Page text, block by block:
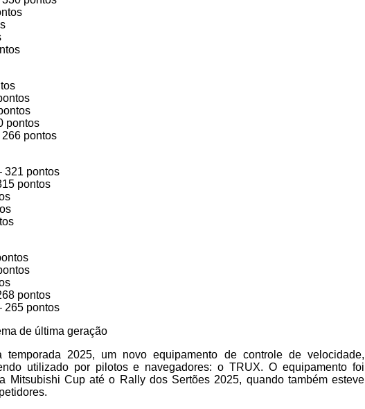
pontos
266 pontos
321 pontos
pontos
pontos
265 pontos
de última geração
2025, um novo equipamento de controle de velocidade,
utilizado por pilotos e navegadores: o TRUX. O equipamento foi
Mitsubishi Cup até o Rally dos Sertões 2025, quando também esteve